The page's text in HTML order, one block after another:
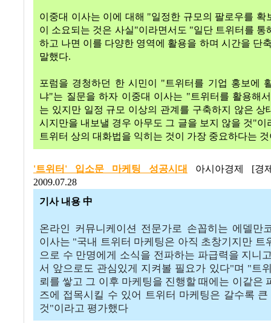
이중대 이사는 이에 대해 "일정한 규모의 팔로우를 확
이 소요되는 것은 사실"이라면서도 "일단 트위터를 통
하고 나면 이를 다양한 영역에 활용을 하며 시간을 단
말했다.
포럼을 경청하던 한 시민이 "트위터를 기업 홍보에
냐"는 질문을 하자 이중대 이사는 "트위터를 활용해
는 있지만 일정 규모 이상의 관계를 구축하지 않은 상
시지만을 내보낼 경우 아무도 그 글을 보지 않을 것"이
트위터 상의 대화법을 익히는 것이 가장 중요하다는
'트위 터' 입소문 마케팅 성공시대 아시아경제 [경
2009.07.28
기사 내용 中
온라인 커뮤니케이션 전문가로 손꼽히는 에델만
이사는 "국내 트위터 마케팅은 아직 초창기지만 트
으로 수 만명에게 소식을 전파하는 파급력을 지니
서 앞으로도 관심있게 지켜볼 필요가 있다"며 "트
뢰를 쌓고 그 이후 마케팅을 진행할 때에는 이같은
즈에 접목시킬 수 있어 트위터 마케팅은 갈수록
것"이라고 평가했다